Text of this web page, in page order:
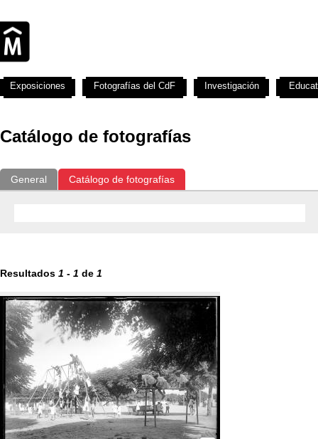
Catálogo de fotografías
General Catálogo de fotografías
Resultados 1 - 1 de 1
Exposiciones Fotografías del CdF Investigación